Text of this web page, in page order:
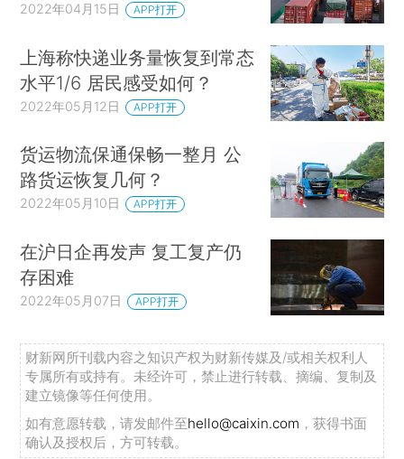
2022年04月15日 APP打开
上海称快递业务量恢复到常态
水平1/6 居民感受如何？
2022年05月12日 APP打开
货运物流保通保畅一整月 公
路货运恢复几何？
2022年05月10日 APP打开
在沪日企再发声 复工复产仍
存困难
2022年05月07日 APP打开
财新网所刊载内容之知识产权为财新传媒及/或相关权利人
专属所有或持有。未经许可，禁止进行转载、摘编、复制及
建立镜像等任何使用。
如有意愿转载，请发邮件至hello@caixin.com ，获得书面
确认及授权后，方可转载。